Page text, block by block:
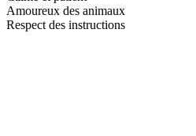
Amoureux des animaux
Respect des instructions